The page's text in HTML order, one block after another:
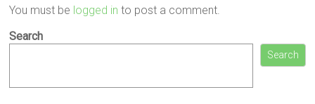
You must be logged in to post a comment.
Search
Search